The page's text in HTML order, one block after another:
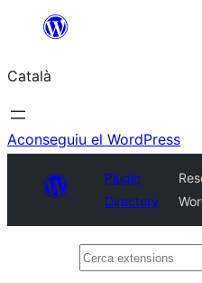
contingut
Català
Aconseguiu el WordPress
Plugin
Directory
Cerca